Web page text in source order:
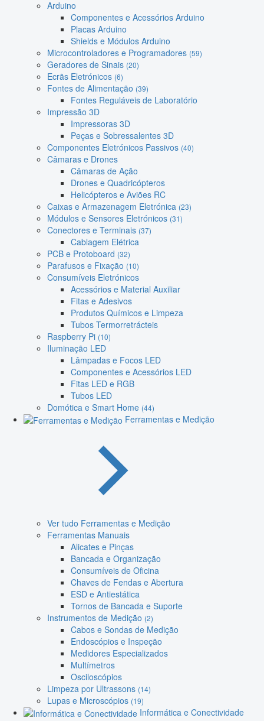
Arduino
Componentes e Acessórios Arduino
Placas Arduino
Shields e Módulos Arduino
Microcontroladores e Programadores (59)
Geradores de Sinais (20)
Ecrãs Eletrónicos (6)
Fontes de Alimentação (39)
Fontes Reguláveis de Laboratório
Impressão 3D
Impressoras 3D
Peças e Sobressalentes 3D
Componentes Eletrónicos Passivos (40)
Câmaras e Drones
Câmaras de Ação
Drones e Quadricópteros
Helicópteros e Aviões RC
Caixas e Armazenagem Eletrónica (23)
Módulos e Sensores Eletrónicos (31)
Conectores e Terminais (37)
Cablagem Elétrica
PCB e Protoboard (32)
Parafusos e Fixação (10)
Consumíveis Eletrónicos
Acessórios e Material Auxiliar
Fitas e Adesivos
Produtos Químicos e Limpeza
Tubos Termorretrácteis
Raspberry Pi (10)
Iluminação LED
Lâmpadas e Focos LED
Componentes e Acessórios LED
Fitas LED e RGB
Tubos LED
Domótica e Smart Home (44)
Ferramentas e Medição
Ver tudo Ferramentas e Medição
Ferramentas Manuais
Alicates e Pinças
Bancada e Organização
Consumíveis de Oficina
Chaves de Fendas e Abertura
ESD e Antiestática
Tornos de Bancada e Suporte
Instrumentos de Medição (2)
Cabos e Sondas de Medição
Endoscópios e Inspeção
Medidores Especializados
Multímetros
Osciloscópios
Limpeza por Ultrassons (14)
Lupas e Microscópios (19)
Informática e Conectividade